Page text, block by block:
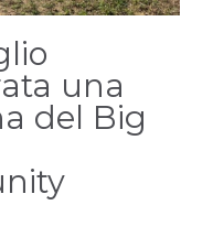
una
del Big